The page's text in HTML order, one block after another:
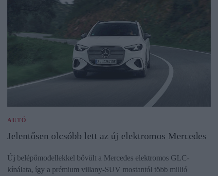
AUTÓ
Jelentősen olcsóbb lett az új elektromos Mercedes
Új belépőmodellekkel bővült a Mercedes elektromos GLC-
kínálata, így a prémium villany-SUV mostantól több millió